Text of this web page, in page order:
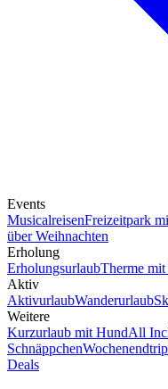
Events
MusicalreisenFreizeitpark
über Weihnachten
Erholung
ErholungsurlaubTherme
Aktiv
AktivurlaubWanderurlaub
Weitere
Kurzurlaub mit HundAll
Schnäppchen
Deals